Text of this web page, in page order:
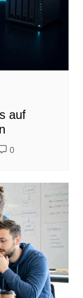
auf
0